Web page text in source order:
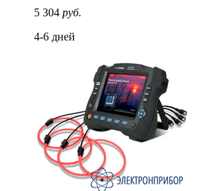
5 304 руб.
4-6 дней